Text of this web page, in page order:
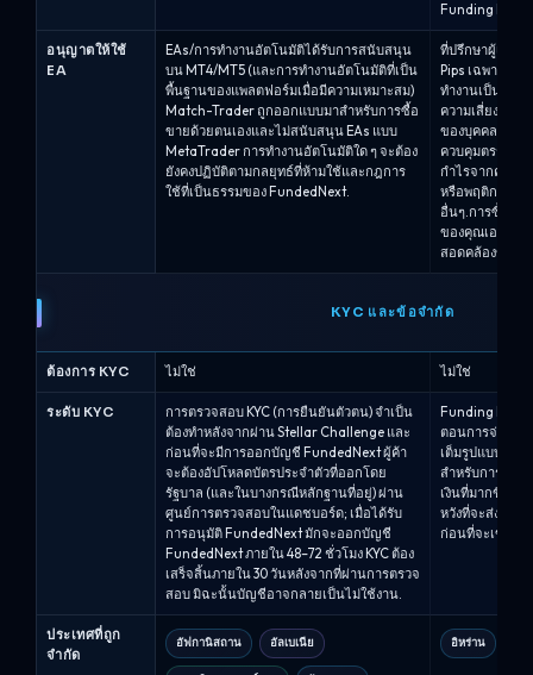
Funding Pips.
อนุญาตให้ใช้
EA
EAs/การทำงานอัตโนมัติได้รับการสนับสนุน
บน MT4/MT5 (และการทำงานอัตโนมัติที่เป็น
พื้นฐานของแพลตฟอร์มเมื่อมีความเหมาะสม)
Match-Trader ถูกออกแบบมาสำหรับการซื้อ
ขายด้วยตนเองและไม่สนับสนุน EAs แบบ
MetaTrader การทำงานอัตโนมัติใด ๆ จะต้อง
ยังคงปฏิบัติตามกลยุทธ์ที่ห้ามใช้และกฎการ
ใช้ที่เป็นธรรมของ FundedNext.
ที่ปรึกษาผู้เชี่ยว
Pips เฉพาะภา
ทำงานเป็นหลัก
ความเสี่ยงในบั
ของบุคคลที่สา
ควบคุมตรรกะไ
กำไรจากความ
หรือพฤติกรรมก
อื่นๆ.การซื้อขา
ของคุณเองและ
สอดคล้องของบ
KYC และข้อจำกัด
ต้องการ KYC ไม่ใช่ ไม่ใช่
ระดับ KYC
การตรวจสอบ KYC (การยืนยันตัวตน) จำเป็น
ต้องทำหลังจากผ่าน Stellar Challenge และ
ก่อนที่จะมีการออกบัญชี FundedNext ผู้ค้า
จะต้องอัปโหลดบัตรประจำตัวที่ออกโดย
รัฐบาล (และในบางกรณีหลักฐานที่อยู่) ผ่าน
ศูนย์การตรวจสอบในแดชบอร์ด; เมื่อได้รับ
การอนุมัติ FundedNext มักจะออกบัญชี
FundedNext ภายใน 48–72 ชั่วโมง KYC ต้อง
เสร็จสิ้นภายใน 30 วันหลังจากที่ผ่านการตรวจ
สอบ มิฉะนั้นบัญชีอาจกลายเป็นไม่ใช้งาน.
Funding Pips
ตอนการจ่ายเงิ
เต็มรูปแบบเป็น
สำหรับการจ่าย
เงินที่มากขึ้นหรื
หวังที่จะส่งเอก
ก่อนที่จะเข้าถึง
ประเทศที่ถูก
จำกัด
อัฟกานิสถาน อัลเบเนีย อิหร่าน